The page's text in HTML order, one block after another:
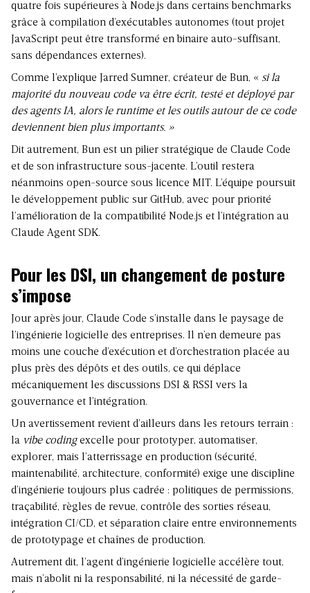
quatre fois supérieures à Node.js dans certains benchmarks
grâce à compilation d’exécutables autonomes (tout projet
JavaScript peut être transformé en binaire auto-suffisant,
sans dépendances externes).
Comme l’explique Jarred Sumner, créateur de Bun, « si la
majorité du nouveau code va être écrit, testé et déployé par
des agents IA, alors le runtime et les outils autour de ce code
deviennent bien plus importants. »
Dit autrement, Bun est un pilier stratégique de Claude Code
et de son infrastructure sous-jacente. L’outil restera
néanmoins open-source sous licence MIT. L’équipe poursuit
le développement public sur GitHub, avec pour priorité
l’amélioration de la compatibilité Node.js et l’intégration au
Claude Agent SDK.
Pour les DSI, un changement de posture
s’impose
Jour après jour, Claude Code s’installe dans le paysage de
l’ingénierie logicielle des entreprises. Il n’en demeure pas
moins une couche d’exécution et d’orchestration placée au
plus près des dépôts et des outils, ce qui déplace
mécaniquement les discussions DSI & RSSI vers la
gouvernance et l’intégration.
Un avertissement revient d’ailleurs dans les retours terrain :
la vibe codingexcelle pour prototyper, automatiser,
explorer, mais l’atterrissage en production (sécurité,
maintenabilité, architecture, conformité) exige une discipline
d’ingénierie toujours plus cadrée : politiques de permissions,
traçabilité, règles de revue, contrôle des sorties réseau,
intégration CI/CD, et séparation claire entre environnements
de prototypage et chaînes de production.
Autrement dit, l’agent d’ingénierie logicielle accélère tout,
mais n’abolit ni la responsabilité, ni la nécessité de garde-